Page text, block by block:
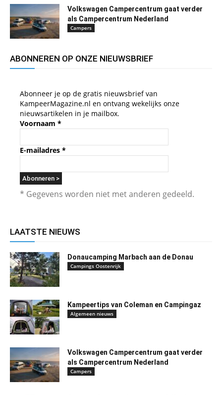
Volkswagen Campercentrum gaat verder
als Campercentrum Nederland
Campers
ABONNEREN OP ONZE NIEUWSBRIEF
Abonneer je op de gratis nieuwsbrief van
KampeerMagazine.nl en ontvang wekelijks onze
nieuwsartikelen in je mailbox.
Voornaam *
E-mailadres *
* Gegevens worden niet met anderen gedeeld.
LAATSTE NIEUWS
Donaucamping Marbach aan de Donau
Campings Oostenrijk
Kampeertips van Coleman en Campingaz
Algemeen nieuws
Volkswagen Campercentrum gaat verder
als Campercentrum Nederland
Campers